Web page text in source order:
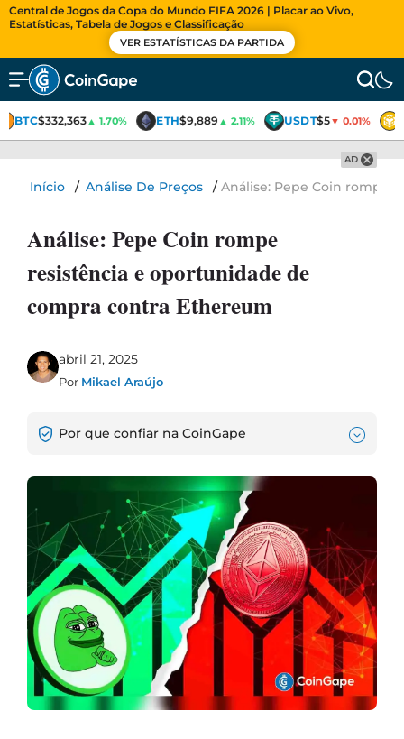
Central de Jogos da Copa do Mundo FIFA 2026 | Placar ao Vivo,
Estatísticas, Tabela de Jogos e Classificação
VER ESTATÍSTICAS DA PARTIDA
BTC$332,363▲ 1.70% ETH$9,889▲ 2.11% USDT$5▼ 0.01%
AD
Início / Análise De Preços /Análise: Pepe Coin rompe
Análise: Pepe Coin rompe
resistência e oportunidade de
compra contra Ethereum
abril 21, 2025
Por Mikael Araújo
Por que confiar na CoinGape